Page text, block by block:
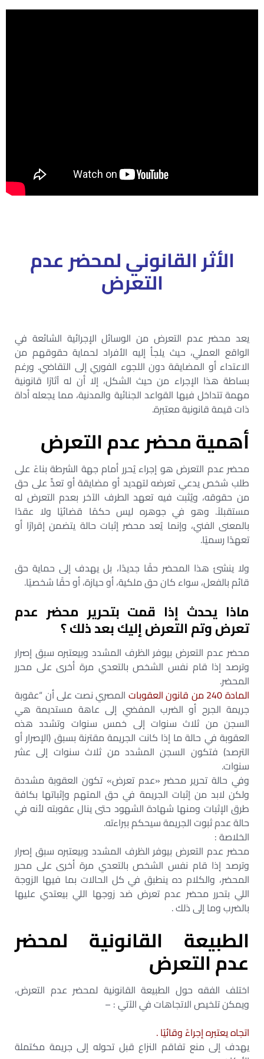
الأثر القانوني لمحضر عدم
التعرض
يعد محضر عدم التعرض من الوسائل الإجرائية الشائعة في
الواقع العملي، حيث يلجأ إليه الأفراد لحماية حقوقهم من
الاعتداء أو المضايقة دون اللجوء الفوري إلى التقاضي. ورغم
بساطة هذا الإجراء من حيث الشكل، إلا أن له آثارًا قانونية
مهمة تتداخل فيها القواعد الجنائية والمدنية، مما يجعله أداة
ذات قيمة قانونية معتبرة.
أهمية محضر عدم التعرض
محضر عدم التعرض هو إجراء يُحرر أمام جهة الشرطة بناءً على
طلب شخص يدعي تعرضه لتهديد أو مضايقة أو تعدٍّ على حق
من حقوقه، ويُثبت فيه تعهد الطرف الآخر بعدم التعرض له
مستقبلاً. وهو في جوهره ليس حكمًا قضائيًا ولا عقدًا
بالمعنى الفني، وإنما يُعد محضر إثبات حالة يتضمن إقرارًا أو
تعهدًا رسميًا.
ولا ينشئ هذا المحضر حقًا جديدًا، بل يهدف إلى حماية حق
قائم بالفعل، سواء كان حق ملكية، أو حيازة، أو حقًا شخصيًا.
ماذا يحدث إذا قمت بتحرير محضر عدم
تعرض وتم التعرض إليك بعد ذلك ؟
محضر عدم التعرض بيوفر الظرف المشدد وبيعتبره سبق إصرار
وترصد إذا قام نفس الشخص بالتعدي مرة أخرى على محرر
المحضر.
المادة 240 من قانون العقوبات
المصري نصت على أن “عقوبة
جريمة الجرح أو الضرب المفضي إلى عاهة مستديمة هي
السجن من ثلاث سنوات إلى خمس سنوات وتشدد هذه
العقوبة في حالة ما إذا كانت الجريمة مقترنة بسبق (الإصرار أو
الترصد) فتكون السجن المشدد من ثلاث سنوات إلى عشر
سنوات.
وفي حالة تحرير محضر «عدم تعرض» تكون العقوبة مشددة
ولكن لابد من إثبات الجريمة في حق المتهم وإثباتها بكافة
طرق الإثبات ومنها شهادة الشهود حتى ينال عقوبته لأنه في
حالة عدم ثبوت الجريمة سيحكم ببراءته.
الخلاصة :
محضر عدم التعرض بيوفر الظرف المشدد وبيعتبره سبق إصرار
وترصد إذا قام نفس الشخص بالتعدي مرة أخرى على محرر
المحضر، والكلام ده ينطبق في كل الحالات بما فيها الزوجة
اللي بتحرر محضر عدم تعرض ضد زوجها اللي بيعتدي عليها
بالضرب وما إلى ذلك .
الطبيعة القانونية لمحضر
عدم التعرض
اختلف الفقه حول الطبيعة القانونية لمحضر عدم التعرض،
ويمكن تلخيص الاتجاهات في الآتي : –
اتجاه يعتبره إجراءً وقائيًا .
يهدف إلى منع تفاقم النزاع قبل تحوله إلى جريمة مكتملة